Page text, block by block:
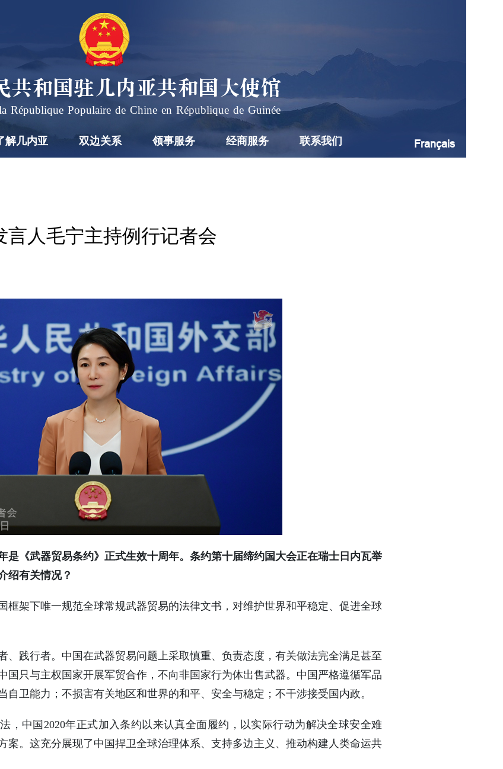
共和国驻几内亚共和国大使馆
République Populaire de Chine en République de Guinée
解几内亚 双边关系 领事服务 经商服务 联系我们 Français
言人毛宁主持例行记者会
是《武器贸易条约》正式生效十周年。条约第十届缔约国大会正在瑞士日内瓦举
绍有关情况？
框架下唯一规范全球常规武器贸易的法律文书，对维护世界和平稳定、促进全球
、践行者。中国在武器贸易问题上采取慎重、负责态度，有关做法完全满足甚至
国只与主权国家开展军贸合作，不向非国家行为体出售武器。中国严格遵循军品
自卫能力；不损害有关地区和世界的和平、安全与稳定；不干涉接受国内政。
，中国2020年正式加入条约以来认真全面履约，以实际行动为解决全球安全难
案。这充分展现了中国捍卫全球治理体系、支持多边主义、推动构建人类命运共